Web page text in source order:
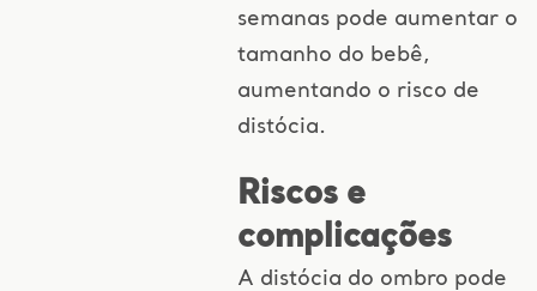
semanas pode aumentar o
tamanho do bebê,
aumentando o risco de
distócia.
Riscos e
complicações
A distócia do ombro pode